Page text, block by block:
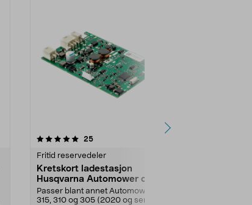
25anmeldelser
Fritid reservedeler
Kretskort ladestasjon
Husqvarna Automower og
Gardena
Passer blant annet Automower
315, 310 og 305 (2020 og senere)
4.5 av 5 stjerner